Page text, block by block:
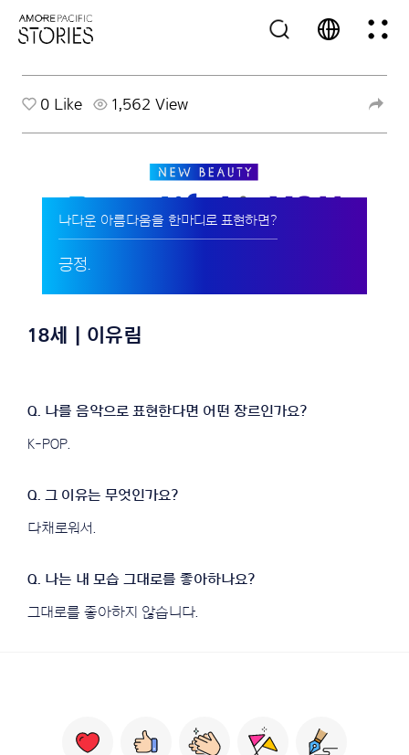
0 Like 1,562 View
나다운 아름다움을 한마디로 표현하면?
긍정.
18세 | 이유림
K-POP.
다채로워서.
그대로를 좋아하지 않습니다.